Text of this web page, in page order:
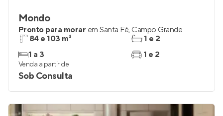
Mondo
Pronto para morar em Santa Fé, Campo Grande
84 e 103 m²
1 a 3
1 e 2
1 e 2
Venda a partir de
Sob Consulta